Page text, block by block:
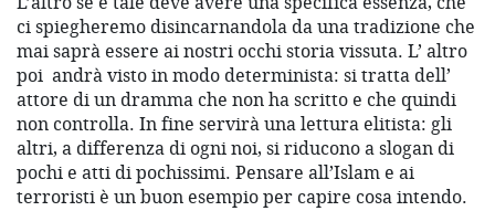
ci spiegheremo disincarnandola da una tradizione che
mai saprà essere ai nostri occhi storia vissuta. L’ altro
poi andrà visto in modo determinista: si tratta dell’
attore di un dramma che non ha scritto e che quindi
non controlla. In fine servirà una lettura elitista: gli
altri, a differenza di ogni noi, si riducono a slogan di
pochi e atti di pochissimi. Pensare all’Islam e ai
terroristi è un buon esempio per capire cosa intendo.